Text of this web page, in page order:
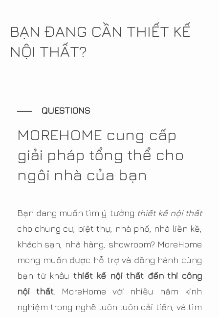
BẠN ĐANG CẦN THIẾT KẾ
NỘI THẤT?
QUESTIONS
MOREHOME cung cấp
giải pháp tổng thể cho
ngôi nhà của bạn
Bạn đang muốn tìm ý tưởng thiết kế nội thất
cho chung cư, biệt thự, nhà phố, nhà liền kề,
khách sạn, nhà hàng, showroom? MoreHome
mong muốn được hỗ trợ và đồng hành cùng
bạn từ khâu thiết kế nội thất đến thi công
nội thất. MoreHome với nhiều năm kinh
nghiệm trong nghề luôn luôn cải tiến, và tìm